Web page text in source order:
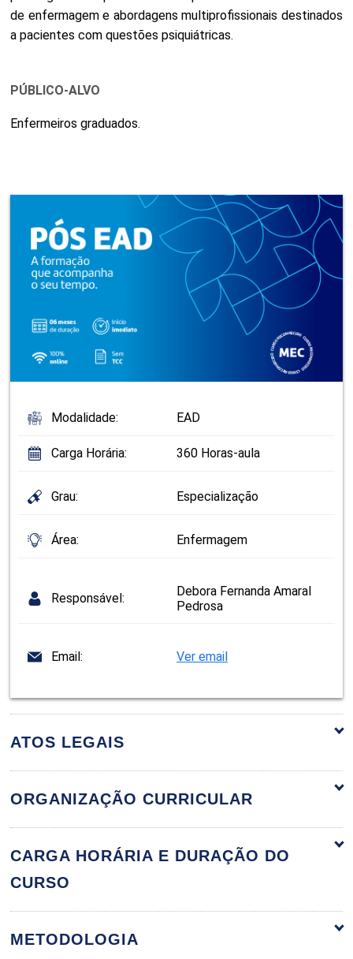
Modalidade: EAD
Carga Horária: 360 Horas-aula
Grau: Especialização
Área: Enfermagem
Responsável:
Debora Fernanda Amaral
Pedrosa
Email: Ver email
de enfermagem e abordagens multiprofissionais destinados
a pacientes com questões psiquiátricas.
PÚBLICO-ALVO
Enfermeiros graduados.
ATOS LEGAIS
ORGANIZAÇÃO CURRICULAR
Atenção Básica à Saúde
Ética e Sociedade no Mundo
CARGA HORÁRIA E DURAÇÃO DO
CURSO
METODOLOGIA